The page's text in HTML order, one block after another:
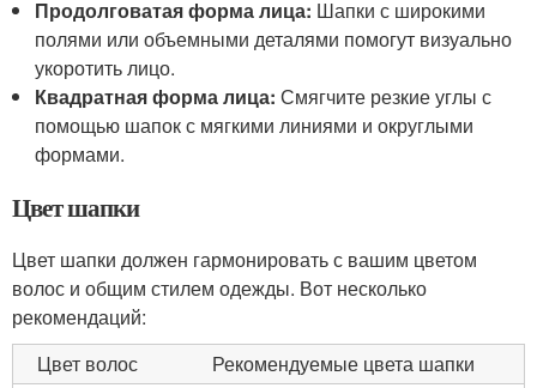
Продолговатая форма лица: Шапки с широкими
полями или объемными деталями помогут визуально
укоротить лицо.
Квадратная форма лица: Смягчите резкие углы с
помощью шапок с мягкими линиями и округлыми
формами.
Цвет шапки
Цвет шапки должен гармонировать с вашим цветом
волос и общим стилем одежды. Вот несколько
рекомендаций:
Цвет волос
Рекомендуемые цвета шапки